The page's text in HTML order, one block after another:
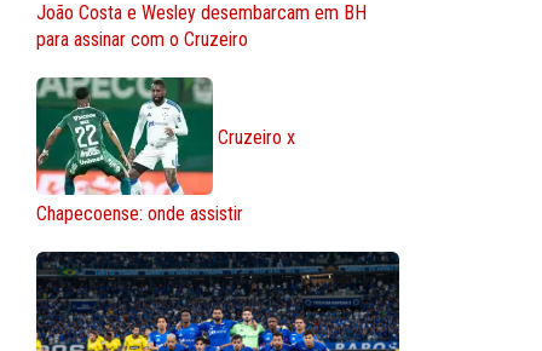
João Costa e Wesley desembarcam em BH
para assinar com o Cruzeiro
Cruzeiro x
Chapecoense: onde assistir